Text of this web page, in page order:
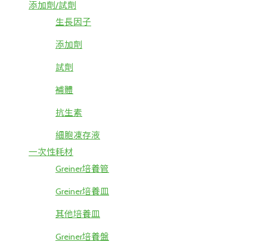
添加劑/試劑
生長因子
添加劑
試劑
補體
抗生素
細胞凍存液
一次性耗材
Greiner培養管
Greiner培養皿
其他培養皿
Greiner培養盤